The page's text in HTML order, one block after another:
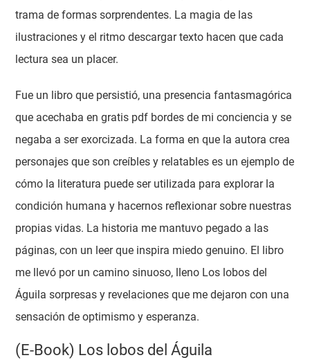
trama de formas sorprendentes. La magia de las
ilustraciones y el ritmo descargar texto hacen que cada
lectura sea un placer.
Fue un libro que persistió, una presencia fantasmagórica
que acechaba en gratis pdf bordes de mi conciencia y se
negaba a ser exorcizada. La forma en que la autora crea
personajes que son creíbles y relatables es un ejemplo de
cómo la literatura puede ser utilizada para explorar la
condición humana y hacernos reflexionar sobre nuestras
propias vidas. La historia me mantuvo pegado a las
páginas, con un leer que inspira miedo genuino. El libro
me llevó por un camino sinuoso, lleno Los lobos del
Águila sorpresas y revelaciones que me dejaron con una
sensación de optimismo y esperanza.
(E-Book) Los lobos del Águila